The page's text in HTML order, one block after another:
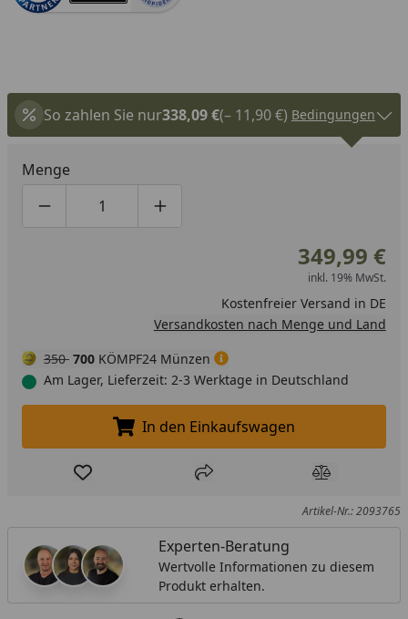
So zahlen Sie nur338,09 €(– 11,90 €) Bedingungen
Menge
Produktmenge um eins verringern
Produktmenge manuell eingeben
Produktmenge um eins erhöhen
349,99 €
inkl. 19% MwSt.
Kostenfreier Versand in DE
Versandkosten nach Menge und Land
350 700 KÖMPF24 Münzen
Am Lager, Lieferzeit: 2-3 Werktage in Deutschland
In den Einkaufswagen legen
In den Einkaufswagen
Produkt zur Wunschliste hinzufügen
Teilen Produkt
Artikel-Nr.: 2093765
Experten-Beratung
Wertvolle Informationen zu diesem
Produkt erhalten.